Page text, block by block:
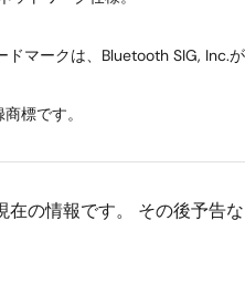
マークは、Bluetooth SIG, Inc.が
標です。
の情報です。 その後予告